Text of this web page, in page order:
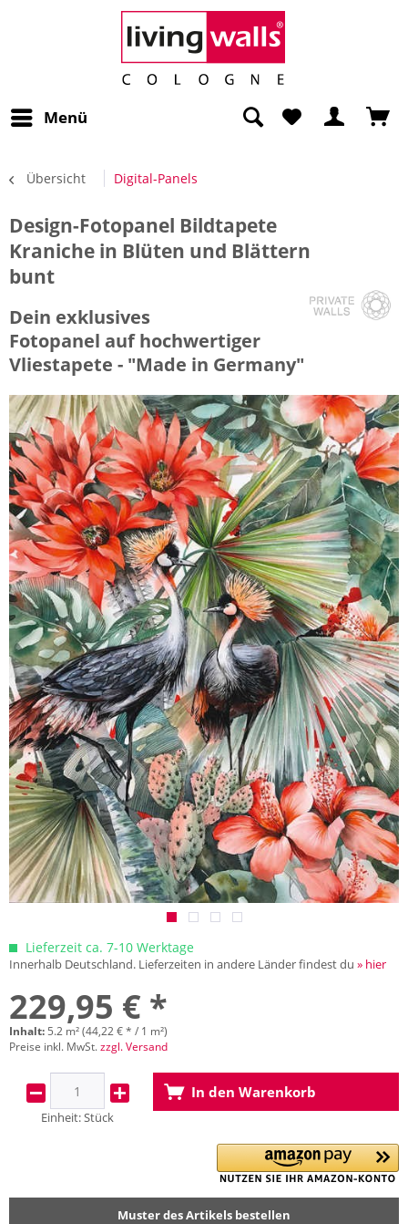
Menü
Übersicht Digital-Panels
Design-Fotopanel Bildtapete
Kraniche in Blüten und Blättern
bunt
Dein exklusives
Fotopanel auf hochwertiger
Vliestapete - "Made in Germany"
Lieferzeit ca. 7-10 Werktage
Innerhalb Deutschland. Lieferzeiten in andere Länder findest du » hier
229,95 € *
Inhalt: 5.2 m² (44,22 € * / 1 m²)
Preise inkl. MwSt.zzgl. Versand
Einheit:Stück
In den Warenkorb
Muster des Artikels bestellen